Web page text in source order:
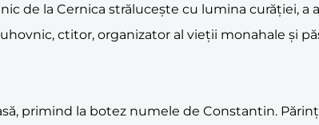
de la Cernica strălucește cu lumina curăției, a
ctitor, organizator al vieții monahale și
primind la botez numele de Constantin.